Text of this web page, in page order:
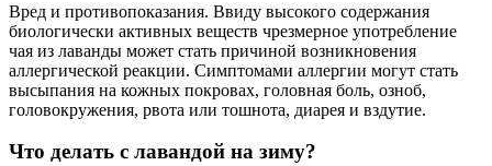
Вред и противопоказания. Ввиду высокого содержания
биологически активных веществ чрезмерное употребление
чая из лаванды может стать причиной возникновения
аллергической реакции. Симптомами аллергии могут стать
высыпания на кожных покровах, головная боль, озноб,
головокружения, рвота или тошнота, диарея и вздутие.
Что делать с лавандой на зиму?